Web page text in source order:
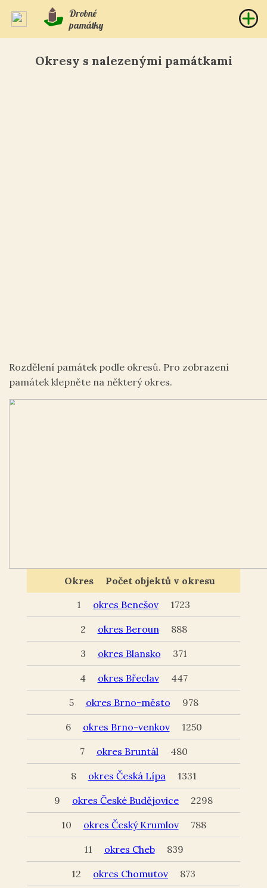
Drobné
památky
Okresy s nalezenými památkami
Rozdělení památek podle okresů. Pro zobrazení
památek klepněte na některý okres.
Okres
Počet objektů v okresu
1
okres Benešov 1723
2 okres Beroun 888
3 okres Blansko 371
4 okres Břeclav 447
5 okres Brno-město 978
6 okres Brno-venkov 1250
7 okres Bruntál 480
8 okres Česká Lípa 1331
9 okres České Budějovice 2298
10 okres Český Krumlov 788
11 okres Cheb 839
12 okres Chomutov 873